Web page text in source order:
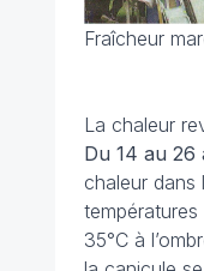
Fraîcheur
La chaleur
Du 14 au 26
chaleur
35°C à